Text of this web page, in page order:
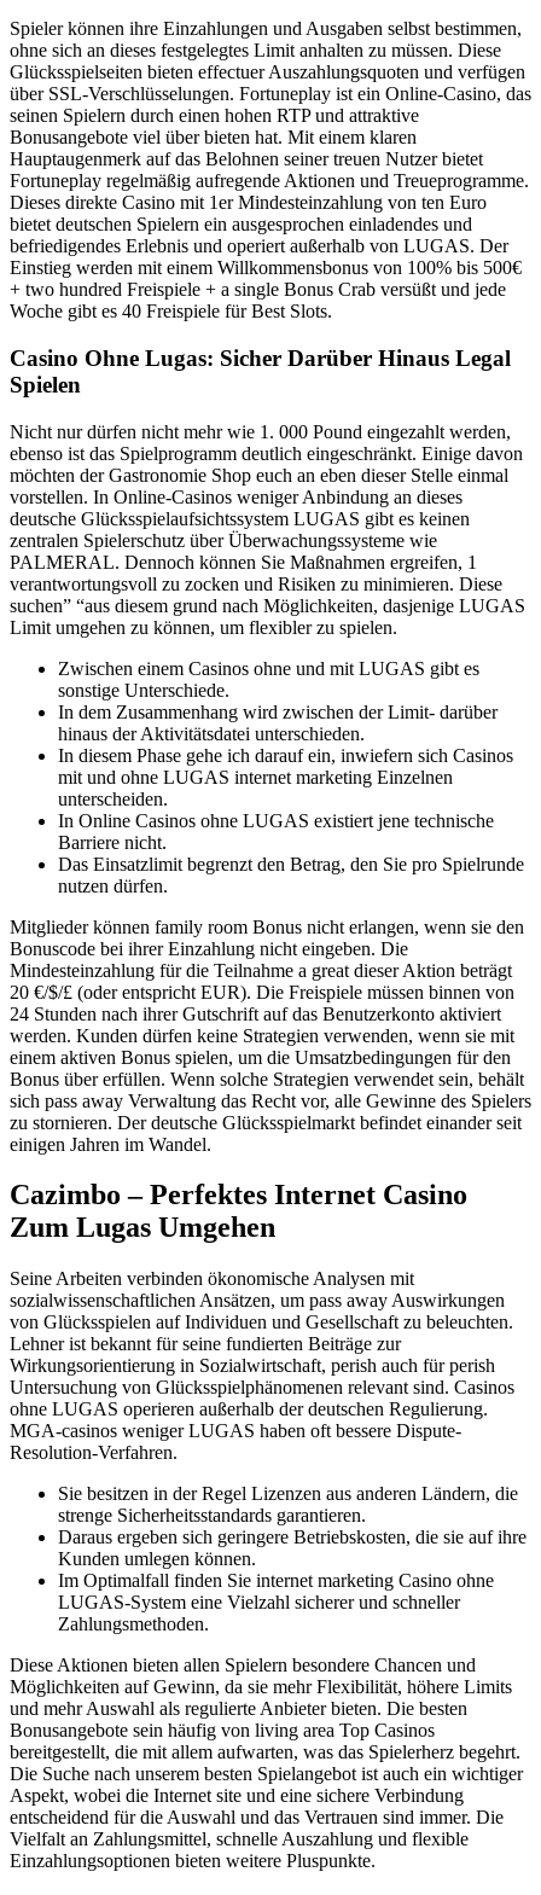
Spieler können ihre Einzahlungen und Ausgaben selbst bestimmen,
ohne sich an dieses festgelegtes Limit anhalten zu müssen. Diese
Glücksspielseiten bieten effectuer Auszahlungsquoten und verfügen
über SSL-Verschlüsselungen. Fortuneplay ist ein Online-Casino, das
seinen Spielern durch einen hohen RTP und attraktive
Bonusangebote viel über bieten hat. Mit einem klaren
Hauptaugenmerk auf das Belohnen seiner treuen Nutzer bietet
Fortuneplay regelmäßig aufregende Aktionen und Treueprogramme.
Dieses direkte Casino mit 1er Mindesteinzahlung von ten Euro
bietet deutschen Spielern ein ausgesprochen einladendes und
befriedigendes Erlebnis und operiert außerhalb von LUGAS. Der
Einstieg werden mit einem Willkommensbonus von 100% bis 500€
+ two hundred Freispiele + a single Bonus Crab versüßt und jede
Woche gibt es 40 Freispiele für Best Slots.
Casino Ohne Lugas: Sicher Darüber Hinaus Legal
Spielen
Nicht nur dürfen nicht mehr wie 1. 000 Pound eingezahlt werden,
ebenso ist das Spielprogramm deutlich eingeschränkt. Einige davon
möchten der Gastronomie Shop euch an eben dieser Stelle einmal
vorstellen. In Online-Casinos weniger Anbindung an dieses
deutsche Glücksspielaufsichtssystem LUGAS gibt es keinen
zentralen Spielerschutz über Überwachungssysteme wie
PALMERAL. Dennoch können Sie Maßnahmen ergreifen, 1
verantwortungsvoll zu zocken und Risiken zu minimieren. Diese
suchen” “aus diesem grund nach Möglichkeiten, dasjenige LUGAS
Limit umgehen zu können, um flexibler zu spielen.
Zwischen einem Casinos ohne und mit LUGAS gibt es
sonstige Unterschiede.
In dem Zusammenhang wird zwischen der Limit- darüber
hinaus der Aktivitätsdatei unterschieden.
In diesem Phase gehe ich darauf ein, inwiefern sich Casinos
mit und ohne LUGAS internet marketing Einzelnen
unterscheiden.
In Online Casinos ohne LUGAS existiert jene technische
Barriere nicht.
Das Einsatzlimit begrenzt den Betrag, den Sie pro Spielrunde
nutzen dürfen.
Mitglieder können family room Bonus nicht erlangen, wenn sie den
Bonuscode bei ihrer Einzahlung nicht eingeben. Die
Mindesteinzahlung für die Teilnahme a great dieser Aktion beträgt
20 €/$/£ (oder entspricht EUR). Die Freispiele müssen binnen von
24 Stunden nach ihrer Gutschrift auf das Benutzerkonto aktiviert
werden. Kunden dürfen keine Strategien verwenden, wenn sie mit
einem aktiven Bonus spielen, um die Umsatzbedingungen für den
Bonus über erfüllen. Wenn solche Strategien verwendet sein, behält
sich pass away Verwaltung das Recht vor, alle Gewinne des Spielers
zu stornieren. Der deutsche Glücksspielmarkt befindet einander seit
einigen Jahren im Wandel.
Cazimbo – Perfektes Internet Casino
Zum Lugas Umgehen
Seine Arbeiten verbinden ökonomische Analysen mit
sozialwissenschaftlichen Ansätzen, um pass away Auswirkungen
von Glücksspielen auf Individuen und Gesellschaft zu beleuchten.
Lehner ist bekannt für seine fundierten Beiträge zur
Wirkungsorientierung in Sozialwirtschaft, perish auch für perish
Untersuchung von Glücksspielphänomenen relevant sind. Casinos
ohne LUGAS operieren außerhalb der deutschen Regulierung.
MGA-casinos weniger LUGAS haben oft bessere Dispute-
Resolution-Verfahren.
Sie besitzen in der Regel Lizenzen aus anderen Ländern, die
strenge Sicherheitsstandards garantieren.
Daraus ergeben sich geringere Betriebskosten, die sie auf ihre
Kunden umlegen können.
Im Optimalfall finden Sie internet marketing Casino ohne
LUGAS-System eine Vielzahl sicherer und schneller
Zahlungsmethoden.
Diese Aktionen bieten allen Spielern besondere Chancen und
Möglichkeiten auf Gewinn, da sie mehr Flexibilität, höhere Limits
und mehr Auswahl als regulierte Anbieter bieten. Die besten
Bonusangebote sein häufig von living area Top Casinos
bereitgestellt, die mit allem aufwarten, was das Spielerherz begehrt.
Die Suche nach unserem besten Spielangebot ist auch ein wichtiger
Aspekt, wobei die Internet site und eine sichere Verbindung
entscheidend für die Auswahl und das Vertrauen sind immer. Die
Vielfalt an Zahlungsmittel, schnelle Auszahlung und flexible
Einzahlungsoptionen bieten weitere Pluspunkte.